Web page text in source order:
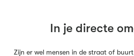
In je directe
Zijn er wel mensen in de straat of